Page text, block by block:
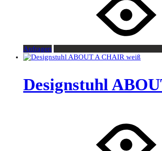
Anfragen
Designstuhl